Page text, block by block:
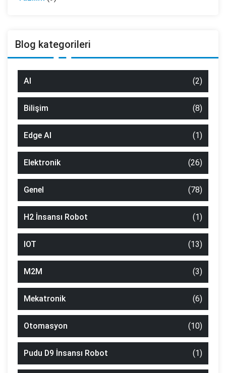
Blog kategorileri
AI (2)
Bilişim (8)
Edge AI (1)
Elektronik (26)
Genel (78)
H2 İnsansı Robot (1)
IOT (13)
M2M (3)
Mekatronik (6)
Otomasyon (10)
Pudu D9 İnsansı Robot (1)